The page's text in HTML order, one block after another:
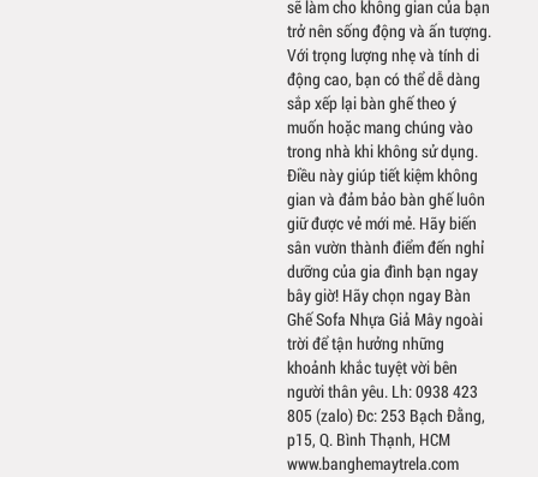
sẽ làm cho không gian của bạn
trở nên sống động và ấn tượng.
Với trọng lượng nhẹ và tính di
động cao, bạn có thể dễ dàng
sắp xếp lại bàn ghế theo ý
muốn hoặc mang chúng vào
trong nhà khi không sử dụng.
Điều này giúp tiết kiệm không
gian và đảm bảo bàn ghế luôn
giữ được vẻ mới mẻ. Hãy biến
sân vườn thành điểm đến nghỉ
dưỡng của gia đình bạn ngay
bây giờ! Hãy chọn ngay Bàn
Ghế Sofa Nhựa Giả Mây ngoài
trời để tận hưởng những
khoảnh khắc tuyệt vời bên
người thân yêu. Lh: 0938 423
805 (zalo) Đc: 253 Bạch Đằng,
p15, Q. Bình Thạnh, HCM
www.banghemaytrela.com